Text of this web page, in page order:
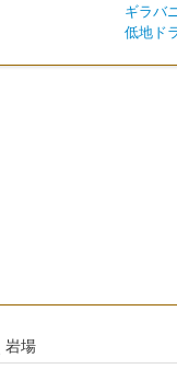
ギラバ
低地ド
岩場